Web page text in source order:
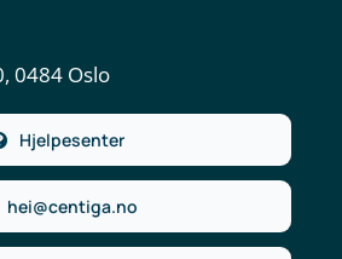
0484 Oslo
Hjelpesenter
hei@centiga.no